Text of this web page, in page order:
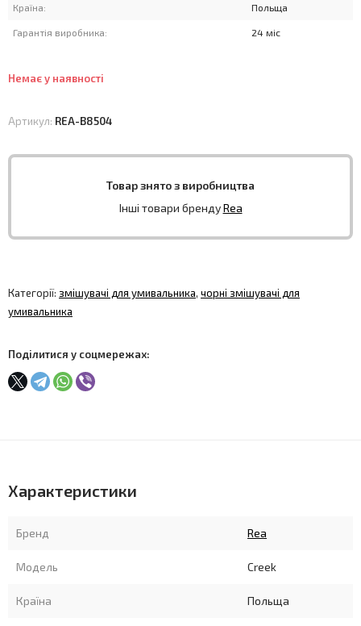
Країна: Польща
Гарантія виробника: 24 міс
Немає у наявності
Артикул: REA-B8504
Товар знято з виробництва
Інші товари брендуRea
Категорії: змішувачі для умивальника, чорні змішувачі для
умивальника
Поділитися у соцмережах:
Характеристики
Бренд Rea
Модель Creek
Країна Польща